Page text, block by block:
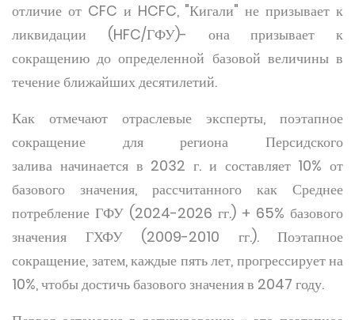
отличие от CFC и HCFC, "Кигали" не призывает к
ликвидации (HFC/ГФУ)- она призывает к
сокращению до определенной базовой величины в
течение ближайших десятилетий.
Как отмечают отраслевые эксперты, поэтапное
сокращение для региона Персидского
залива начинается в 2032 г. и составляет 10% от
базового значения, рассчитанного как Среднее
потребление ГФУ (2024-2026 гг.) + 65% базового
значения ГХФУ (2009-2010 гг.). Поэтапное
сокращение, затем, каждые пять лет, прогрессирует на
10%, чтобы достичь базового значения в 2047 году.